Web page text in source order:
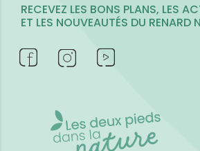
RECEVEZ LES BONS PLANS, LES
ET LES NOUVEAUTÉS DU RENARD